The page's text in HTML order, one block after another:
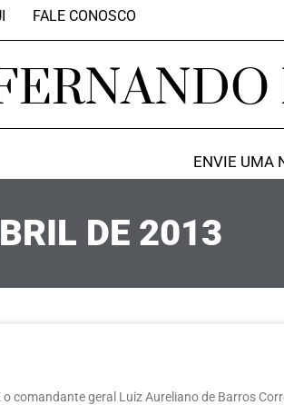
FALE CONOSCO
ENVIE UMA
DE 2013
comandante geral Luiz Aureliano de Barros